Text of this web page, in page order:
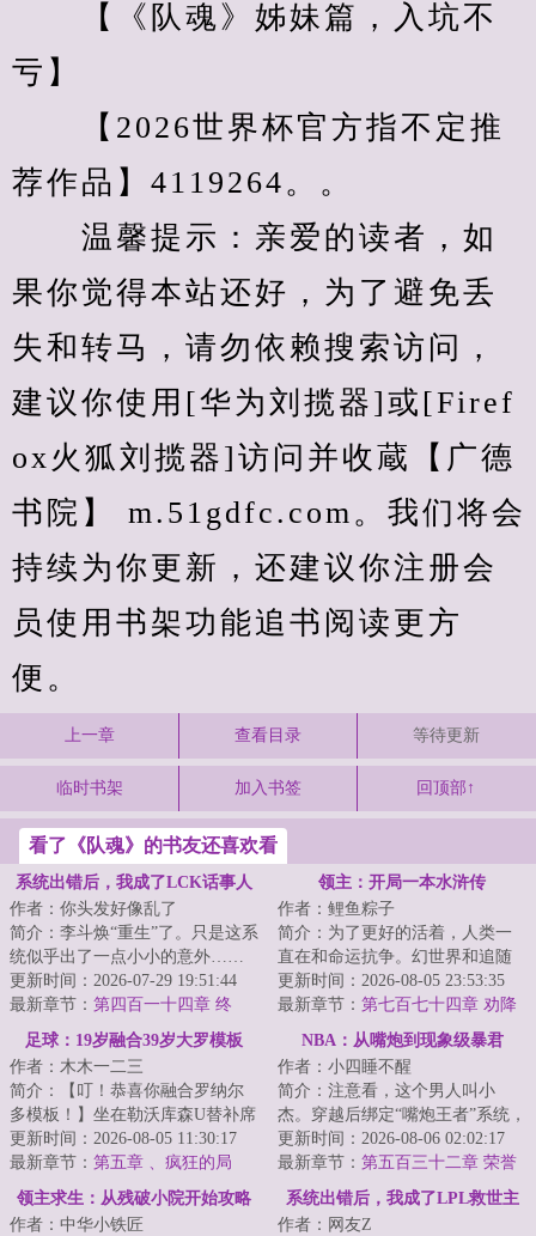
【《队魂》姊妹篇，入坑不
亏】
【2026世界杯官方指不定推
荐作品】4119264。。
温馨提示：亲爱的读者，如
果你觉得本站还好，为了避免丢
失和转马，请勿依赖搜索访问，
建议你使用[华为刘揽器]或[Firef
ox火狐刘揽器]访问并收蔵【广德
书院】 m.51gdfc.com。我们将会
持续为你更新，还建议你注册会
员使用书架功能追书阅读更方
便。
上一章 查看目录 等待更新
临时书架 加入书签 回顶部↑
看了《队魂》的书友还喜欢看
系统出错后，我成了LCK话事人
作者：你头发好像乱了
简介：李斗焕“重生”了。只是这系
统似乎出了一点小小的意外……
【任务一：社团上下内忧外患，
作为昔日的...
更新时间：2026-07-29 19:51:44
最新章节： 第四百一十四章 终
章：感谢您为英雄联盟带来的无
上荣光！
领主：开局一本水浒传
作者：鲤鱼粽子
简介：为了更好的活着，人类一
直在和命运抗争。幻世界和追随
者的出现，人类进入了领主时
代。领主也就是职...
更新时间：2026-08-05 23:53:35
最新章节： 第七百七十四章 劝降
足球：19岁融合39岁大罗模板
作者：木木一二三
简介：【叮！恭喜你融合罗纳尔
多模板！】坐在勒沃库森U替补席
上的林川正欣喜于自己得到了罗
纳尔多模板。...
更新时间：2026-08-05 11:30:17
最新章节： 第五章 、疯狂的局
面！
NBA：从嘴炮到现象级暴君
作者：小四睡不醒
简介：注意看，这个男人叫小
杰。穿越后绑定“嘴炮王者”系统，
只要在公众视野语出惊人，引爆
舆论热潮，就...
更新时间：2026-08-06 02:02:17
最新章节： 第五百三十二章 荣誉
收割
领主求生：从残破小院开始攻略
作者：中华小铁匠
系统出错后，我成了LPL救世主
作者：网友Z